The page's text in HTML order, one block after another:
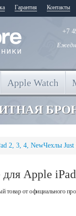
Гарантия Контакты
+7
Apple Watch
2, 3, 4, NewЧехлы Just
для Apple
товар от официального